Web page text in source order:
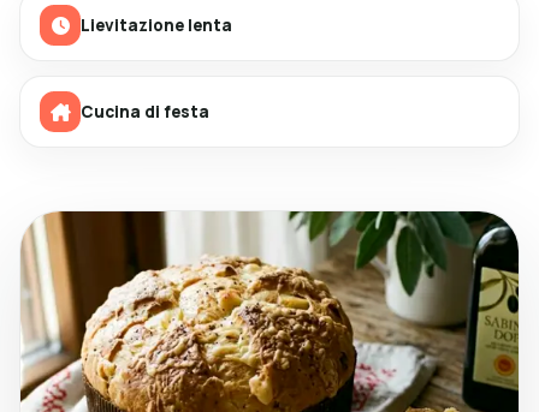
Lievitazione lenta
Cucina di festa